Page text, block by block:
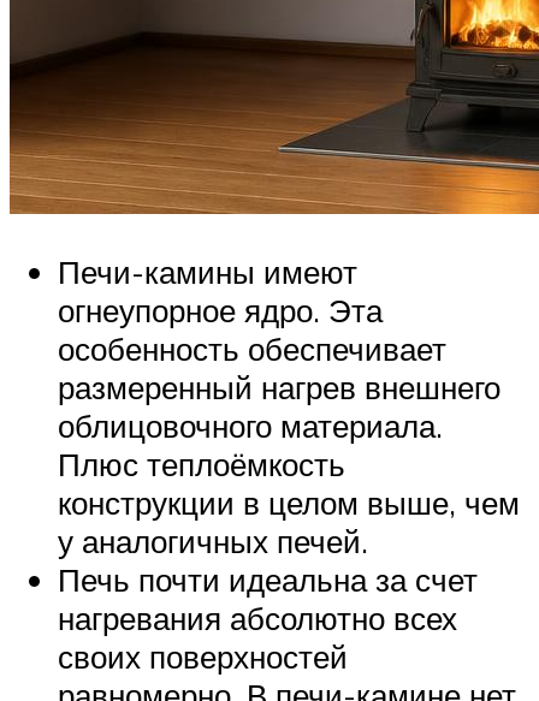
Печи-камины имеют
огнеупорное ядро. Эта
особенность обеспечивает
размеренный нагрев внешнего
облицовочного материала.
Плюс теплоёмкость
конструкции в целом выше, чем
у аналогичных печей.
Печь почти идеальна за счет
нагревания абсолютно всех
своих поверхностей